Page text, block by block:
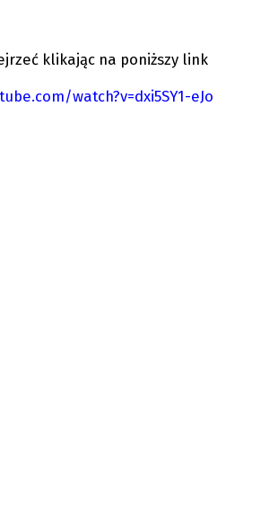
klikając na poniższy link
watch?v=dxi5SY1-eJo